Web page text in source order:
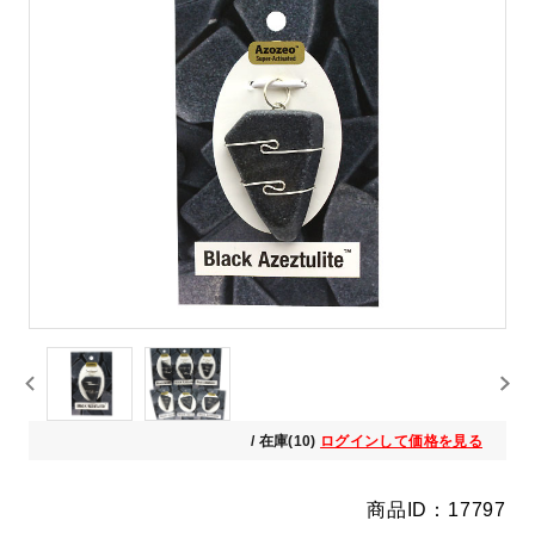
/ 在庫(10) ログインして価格を見る
商品ID：17797